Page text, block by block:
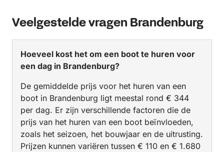
Veelgestelde vragen Brandenburg
Hoeveel kost het om een boot te huren voor
een dag in Brandenburg?
De gemiddelde prijs voor het huren van een
boot in Brandenburg ligt meestal rond € 344
per dag. Er zijn verschillende factoren die de
prijs van het huren van een boot beïnvloeden,
zoals het seizoen, het bouwjaar en de uitrusting.
Prijzen kunnen variëren tussen € 110 en € 1.680